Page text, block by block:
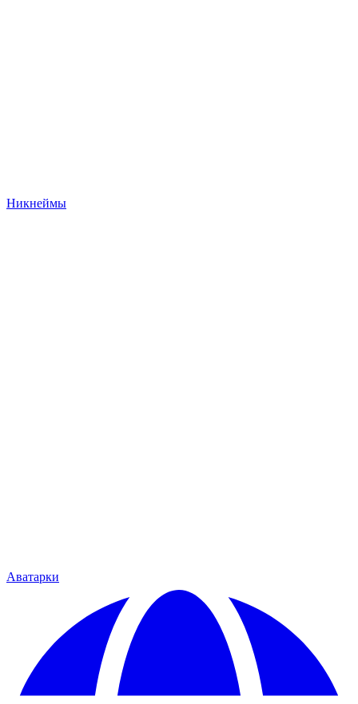
Никнеймы
Аватарки